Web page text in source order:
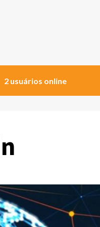
2 usuários online